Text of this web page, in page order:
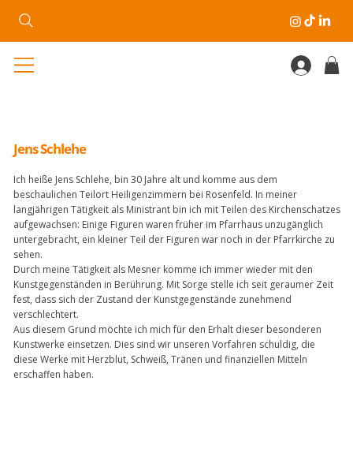
Jens Schlehe
Ich heiße Jens Schlehe, bin 30 Jahre alt und komme aus dem
beschaulichen Teilort Heiligenzimmern bei Rosenfeld. In meiner
langjährigen Tätigkeit als Ministrant bin ich mit Teilen des Kirchenschatzes
aufgewachsen: Einige Figuren waren früher im Pfarrhaus unzugänglich
untergebracht, ein kleiner Teil der Figuren war noch in der Pfarrkirche zu
sehen.
Durch meine Tätigkeit als Mesner komme ich immer wieder mit den
Kunstgegenständen in Berührung. Mit Sorge stelle ich seit geraumer Zeit
fest, dass sich der Zustand der Kunstgegenstände zunehmend
verschlechtert.
Aus diesem Grund möchte ich mich für den Erhalt dieser besonderen
Kunstwerke einsetzen. Dies sind wir unseren Vorfahren schuldig, die
diese Werke mit Herzblut, Schweiß, Tränen und finanziellen Mitteln
erschaffen haben.